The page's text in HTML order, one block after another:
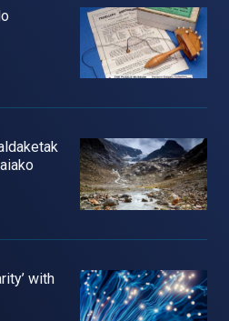
with